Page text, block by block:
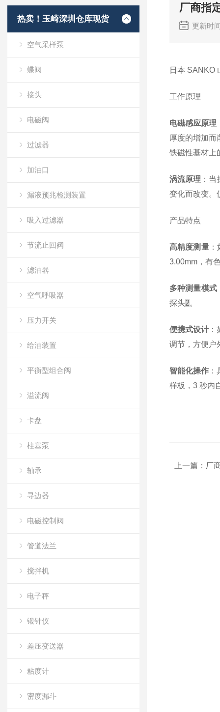
热卖！玉崎深圳仓库现货
空气采样泵
蝶阀
接头
电磁阀
过滤器
加油口
漏液预兆检测装置
吸入过滤器
节流止回阀
滤油器
空气呼吸器
压力开关
给油装置
平衡型组合阀
溢流阀
卡盘
柱塞泵
轴承
寻边器
电磁控制阀
管道法兰
搅拌机
电子秤
锻针仪
差压变送器
粘度计
密度漏斗
厂商指
更新时
日本 SANKO
工作原理
电磁感应原理
厚度的增加
铁磁性基材上
涡流原理 ：
变化而改变。
产品特点
高精度测量
3.00mm，有
多种测量模式
探头2。
便携式设计：
调节，方便户
智能化操作：
样板，3 秒内
上一篇： 厂商